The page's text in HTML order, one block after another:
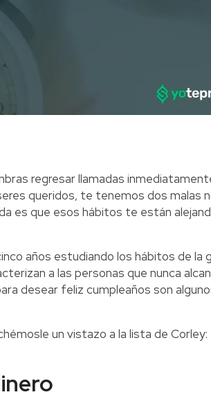
regresar llamadas
queridos, te tenemos dos malas
es que esos hábitos te están
años estudiando los hábitos de la
a las personas que nunca
desear feliz cumpleaños son
un vistazo a la lista de Corley: